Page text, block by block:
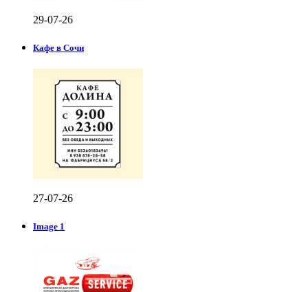
29-07-26
Кафе в Сочи
27-07-26
Image 1